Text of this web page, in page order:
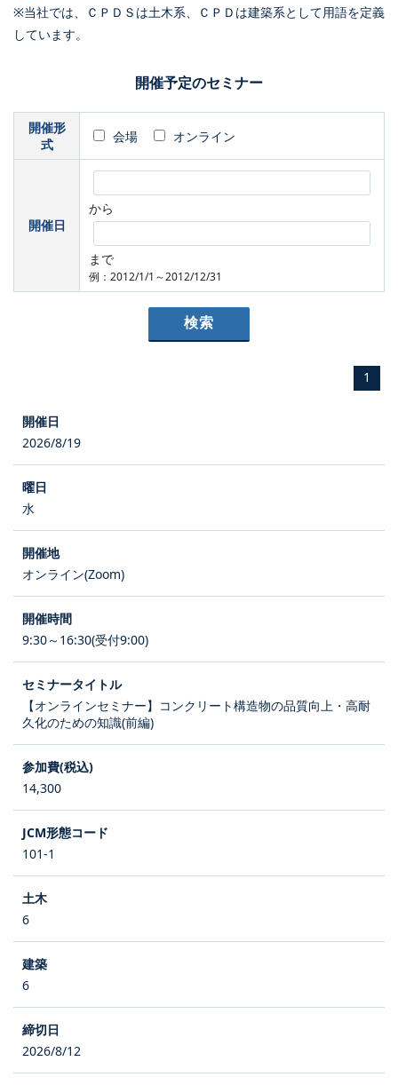
※当社では、ＣＰＤＳは土木系、ＣＰＤは建築系として用語を定義
しています。
開催予定のセミナー
開催形
式
会場 オンライン
開催日
から
まで
例：2012/1/1～2012/12/31
1
2026/8/19
水
オンライン(Zoom)
9:30～16:30(受付9:00)
【オンラインセミナー】コンクリート構造物の品質向上・高耐
久化のための知識(前編)
14,300
101-1
6
6
2026/8/12